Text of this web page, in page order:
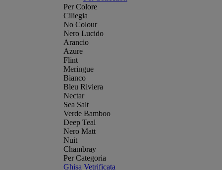
Per Colore
Ciliegia
No Colour
Nero Lucido
Arancio
Azure
Flint
Meringue
Bianco
Bleu Riviera
Nectar
Sea Salt
Verde Bamboo
Deep Teal
Nero Matt
Nuit
Chambray
Per Categoria
Ghisa Vetrificata